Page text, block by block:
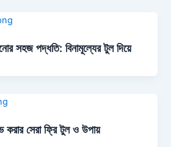
সহজ পদ্ধতি: বিনামূল্যের টুল দিয়ে
করার সেরা ফ্রি টুল ও উপায়